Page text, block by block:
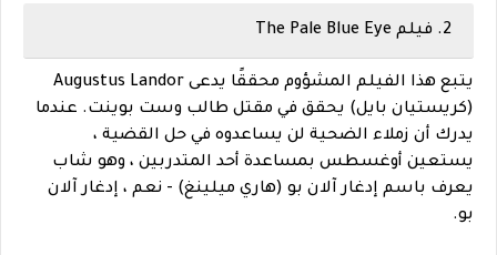
2. فيلم The Pale Blue Eye
يتبع هذا الفيلم المشؤوم محققًا يدعى Augustus Landor
(كريستيان بايل) يحقق في مقتل طالب وست بوينت. عندما
يدرك أن زملاء الضحية لن يساعدوه في حل القضية ،
يستعين أوغسطس بمساعدة أحد المتدربين ، وهو شاب
يعرف باسم إدغار آلان بو (هاري ميلينغ) - نعم ، إدغار آلان
بو.